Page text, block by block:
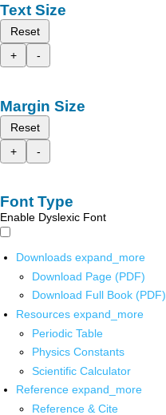
Text Size
Reset
+
-
Margin Size
Reset
+
-
Font Type
Enable Dyslexic Font
Downloads expand_more
Download Page (PDF)
Download Full Book (PDF)
Resources expand_more
Periodic Table
Physics Constants
Scientific Calculator
Reference expand_more
Reference & Cite